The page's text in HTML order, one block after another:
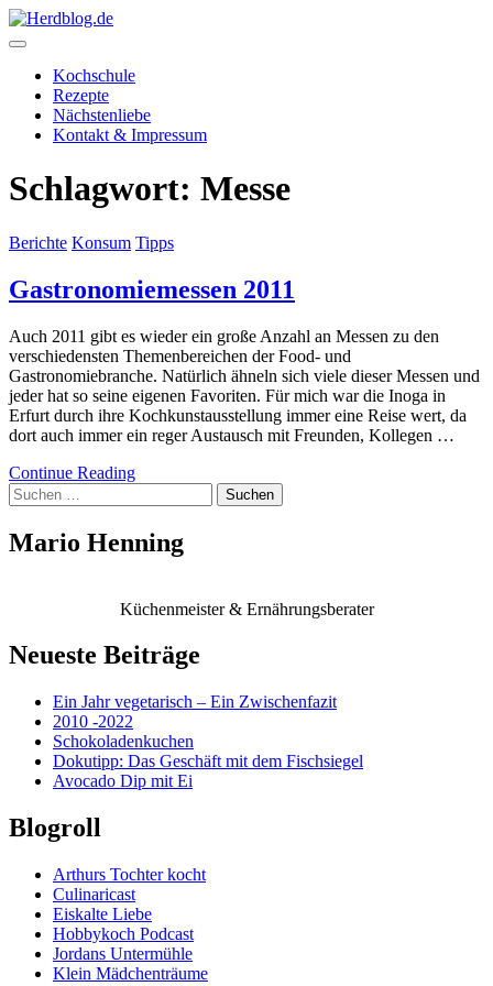
Skip
to
Herdblog.de
Kochschule
Rezepte
Nächstenliebe
Kontakt & Impressum
Schlagwort: Messe
Berichte Konsum Tipps
Gastronomiemessen 2011
Auch 2011 gibt es wieder ein große Anzahl an Messen zu den
verschiedensten Themenbereichen der Food- und
Gastronomiebranche. Natürlich ähneln sich viele dieser Messen und
jeder hat so seine eigenen Favoriten. Für mich war die Inoga in
Erfurt durch ihre Kochkunstausstellung immer eine Reise wert, da
dort auch immer ein reger Austausch mit Freunden, Kollegen …
Continue Reading
Suchen
nach:
Mario Henning
Küchenmeister & Ernährungsberater
Neueste Beiträge
Ein Jahr vegetarisch – Ein Zwischenfazit
2010 -2022
Schokoladenkuchen
Dokutipp: Das Geschäft mit dem Fischsiegel
Avocado Dip mit Ei
Blogroll
Arthurs Tochter kocht
Culinaricast
Eiskalte Liebe
Hobbykoch Podcast
Jordans Untermühle
Klein Mädchenträume